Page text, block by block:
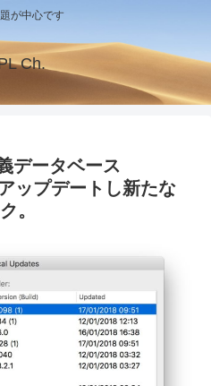
が中心です
Ch.
データベース
ップデートし新たな
。